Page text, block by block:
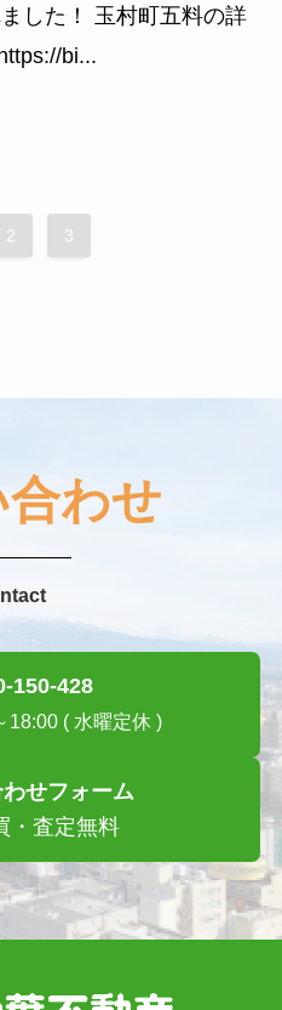
した！ 玉村町五料の詳
bi...
2 3
わせ
150-428
18:00 ( 水曜定休 )
せフォーム
・査定無料